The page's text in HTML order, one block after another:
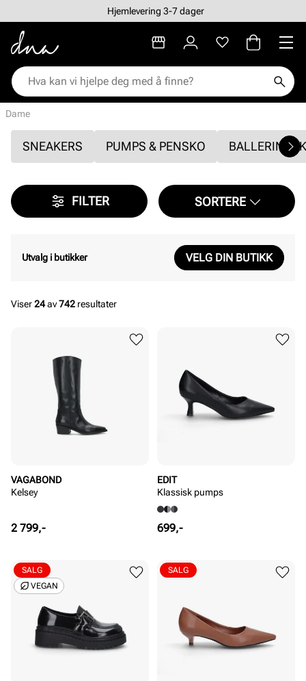
Hjemlevering 3-7 dager
Dame
SNEAKERS PUMPS & PENSKO
FILTER SORTERE
Utvalg i butikker VELG DIN BUTIKK
Viser24av742 resultater
VAGABOND
Kelsey
Pris
2 799,-
EDIT
Klassisk pumps
Pris
699,-
SALG
VEGAN
SALG